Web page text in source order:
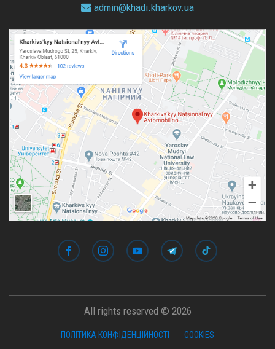
admin@khadi.kharkov.ua
All rights reserved © 2026
ПОЛІТИКА КОНФІДЕНЦІЙНОСТІ COOKIES